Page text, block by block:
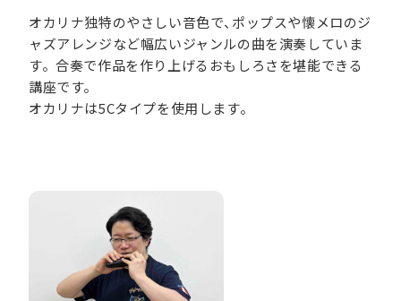
オカリナ独特のやさしい音色で、ポップスや懐メロのジ
ャズアレンジなど幅広いジャンルの曲を演奏していま
す。合奏で作品を作り上げるおもしろさを堪能できる
講座です。
オカリナは5Cタイプを使用します。